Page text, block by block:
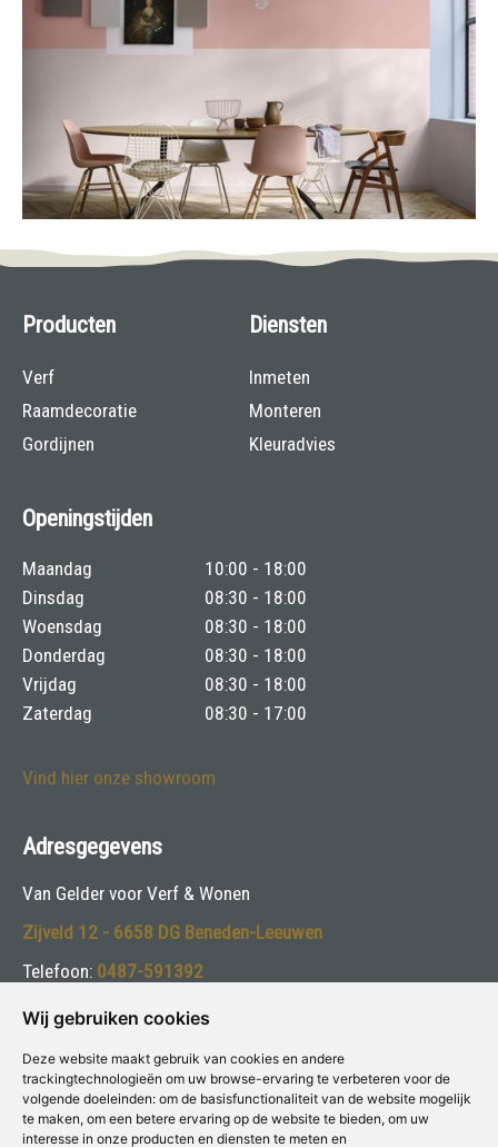
Wij gebruiken cookies
Deze website maakt gebruik van cookies en andere
trackingtechnologieën om uw browse-ervaring te verbeteren voor de
volgende doeleinden: om de basisfunctionaliteit van de website mogelijk
te maken, om een betere ervaring op de website te bieden, om uw
interesse in onze producten en diensten te meten en
Producten
Verf
Raamdecoratie
Gordijnen
Diensten
Inmeten
Monteren
Kleuradvies
Openingstijden
Maandag
10:00 - 18:00
Dinsdag
08:30 - 18:00
Woensdag
08:30 - 18:00
Donderdag
08:30 - 18:00
Vrijdag
08:30 - 18:00
Zaterdag
08:30 - 17:00
Vind hier onze showroom
Adresgegevens
Van Gelder voor Verf & Wonen
Zijveld 12 - 6658 DG Beneden-Leeuwen
Telefoon: 0487-591392
E-mail:info@vangelderverf.nl
Volg ons: